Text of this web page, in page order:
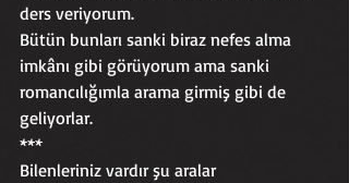
ders veriyorum.
Bütün bunları sanki biraz nefes alma
imkânı gibi görüyorum ama sanki
romancılığımla arama girmiş gibi de
geliyorlar.
***
Bilenleriniz vardır şu aralar